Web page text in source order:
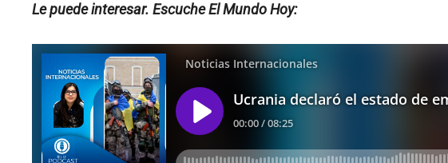
Le puede interesar. Escuche El Mundo Hoy: